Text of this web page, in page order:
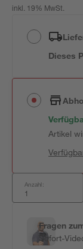
inkl. 19% MwSt.
Dieses
Artikel
Anzahl:
Fragen
Sofort-